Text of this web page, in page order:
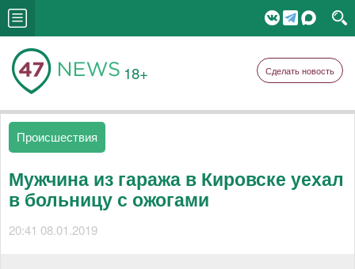
18+ Сделать новость
Происшествия
Мужчина из гаража в Кировске уехал
в больницу с ожогами
20:41 08.01.2019